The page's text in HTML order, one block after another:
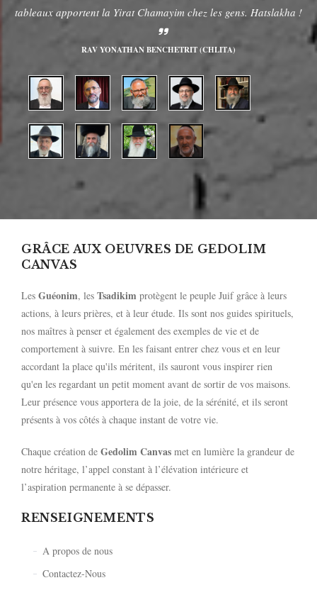
tableaux apportent la Yirat Chamayim chez les gens. Hatslakha !
RAV YONATHAN BENCHETRIT (CHLITA)
GRÂCE AUX OEUVRES DE GEDOLIM
CANVAS
Les Guéonim, les Tsadikim protègent le peuple Juif grâce à leurs
actions, à leurs prières, et à leur étude. Ils sont nos guides spirituels,
nos maîtres à penser et également des exemples de vie et de
comportement à suivre. En les faisant entrer chez vous et en leur
accordant la place qu'ils méritent, ils sauront vous inspirer rien
qu'en les regardant un petit moment avant de sortir de vos maisons.
Leur présence vous apportera de la joie, de la sérénité, et ils seront
présents à vos côtés à chaque instant de votre vie.
Chaque création de Gedolim Canvas met en lumière la grandeur de
notre héritage, l’appel constant à l’élévation intérieure et
l’aspiration permanente à se dépasser.
RENSEIGNEMENTS
A propos de nous
Contactez-Nous